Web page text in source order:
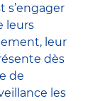
s’engager
leurs
leur
dès
de
les